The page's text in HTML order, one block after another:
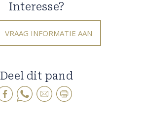
Interesse?
VRAAG INFORMATIE AAN
Deel dit pand